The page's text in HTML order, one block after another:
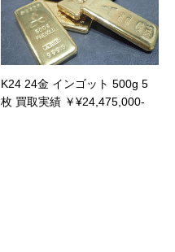
K24 24金 インゴット 500g 5
枚 買取実績 ￥¥24,475,000-